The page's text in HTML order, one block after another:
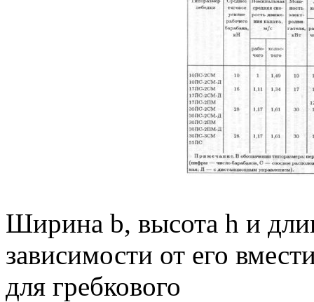
Ширина b, высота h и
зависимости от его
для гребкового